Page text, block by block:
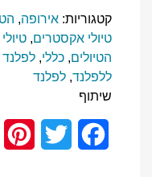
קטגוריות: אירופה,
טיולי אקסטרים,
הטיולים, כללי, לפלנד
ללפלנד, לפלנד
שיתוף
Facebook
Twitter